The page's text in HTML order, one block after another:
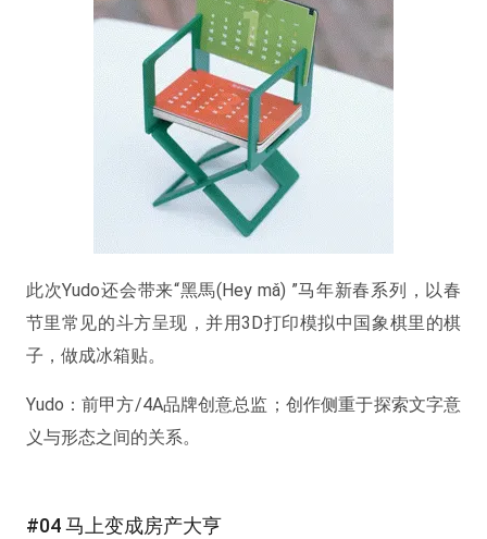
此次Yudo还会带来“黑馬(Hey mǎ) ”马年新春系列，以春
节里常见的斗方呈现，并用3D打印模拟中国象棋里的棋
子，做成冰箱贴。
Yudo：前甲方/4A品牌创意总监；创作侧重于探索文字意
义与形态之间的关系。
#04 马上变成房产大亨